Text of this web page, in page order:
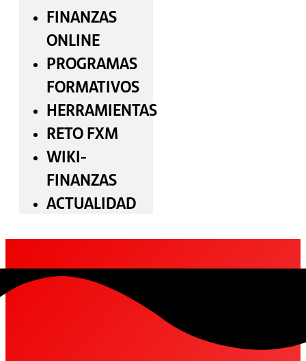
FINANZAS
ONLINE
PROGRAMAS
FORMATIVOS
HERRAMIENTAS
RETO FXM
WIKI-
FINANZAS
ACTUALIDAD